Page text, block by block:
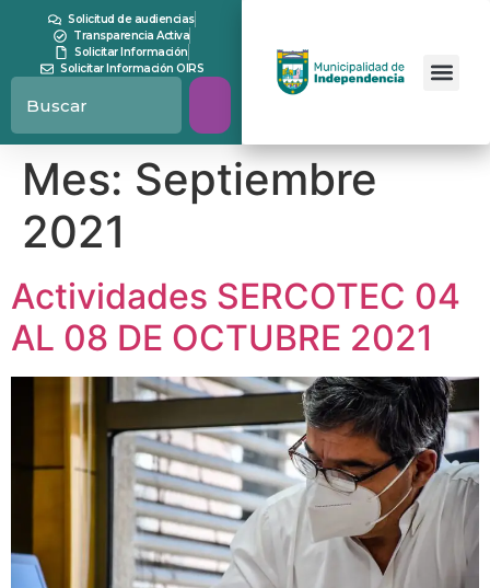
contenidoSolicitud de audiencias
Transparencia Activa
Solicitar Información
Solicitar Información OIRS
Mes: Septiembre
2021
Actividades SERCOTEC 04
AL 08 DE OCTUBRE 2021